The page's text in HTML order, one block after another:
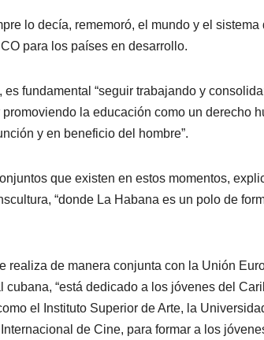
lo decía, rememoró, el mundo y el
para los países en desarrollo.
es fundamental “seguir trabajando y
la educación como un derecho
y en beneficio del hombre”.
que existen en estos momentos,
“donde La Habana es un polo de
realiza de manera conjunta con la Unión
“está dedicado a los jóvenes del
el Instituto Superior de Arte, la
de Cine, para formar a los